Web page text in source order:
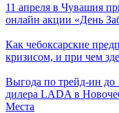
11 апреля в Чувашия
онлайн акции «День
Как чебоксарские
кризисом, и при чем
Выгода по трейд-ин до
дилера LADA в
Места